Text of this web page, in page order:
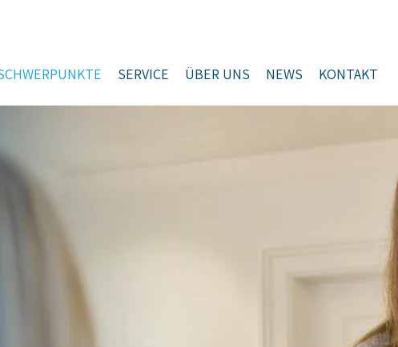
SERVICE ÜBER UNS NEWS KONTAKT
BONN